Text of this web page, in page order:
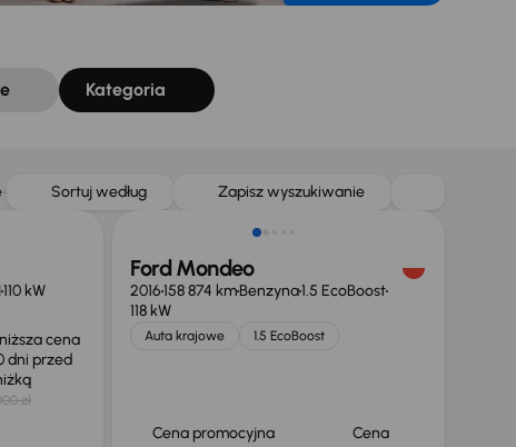
Kategoria
Sortuj według Zapisz wyszukiwanie
110 kW
cena
dni przed
zł
Ford Mondeo
2016158 874 kmBenzyna1.5 EcoBoost
118 kW
Auta krajowe 1.5 EcoBoost
Cena promocyjna Cena